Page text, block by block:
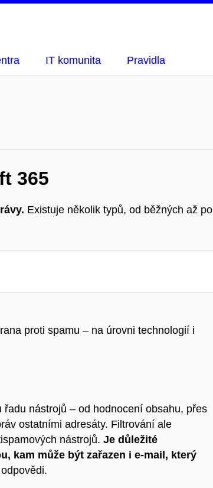
IT komunita Pravidla
365
Existuje několik typů, od běžných až po
proti spamu – na úrovni technologií i
řadu nástrojů – od hodnocení obsahu, přes
ostatními adresáty. Filtrování ale
nástrojů. Je důležité
, kam může být zařazen i e-mail, který